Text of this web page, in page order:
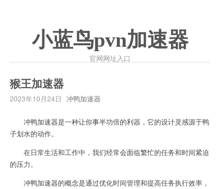
小蓝鸟pvn加速器
官网网址入口
猴王加速器
2023年10月24日 冲鸭加速器
冲鸭加速器是一种让你事半功倍的利器，它的设计灵感源于鸭
子划水的动作。
在日常生活和工作中，我们经常会面临繁忙的任务和时间紧迫
的压力。
冲鸭加速器的概念是通过优化时间管理和提高任务执行效率，